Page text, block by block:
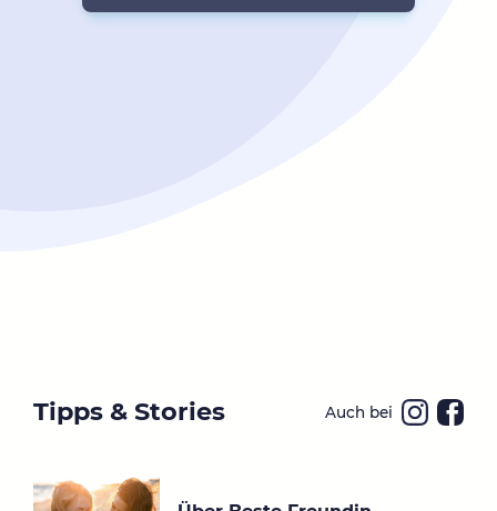
Tipps & Stories Auch bei